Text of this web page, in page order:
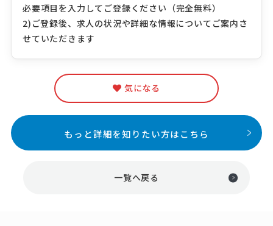
必要項目を入力してご登録ください（完全無料）
2)ご登録後、求人の状況や詳細な情報についてご案内さ
せていただきます
気になる
もっと詳細を知りたい方はこちら
一覧へ戻る